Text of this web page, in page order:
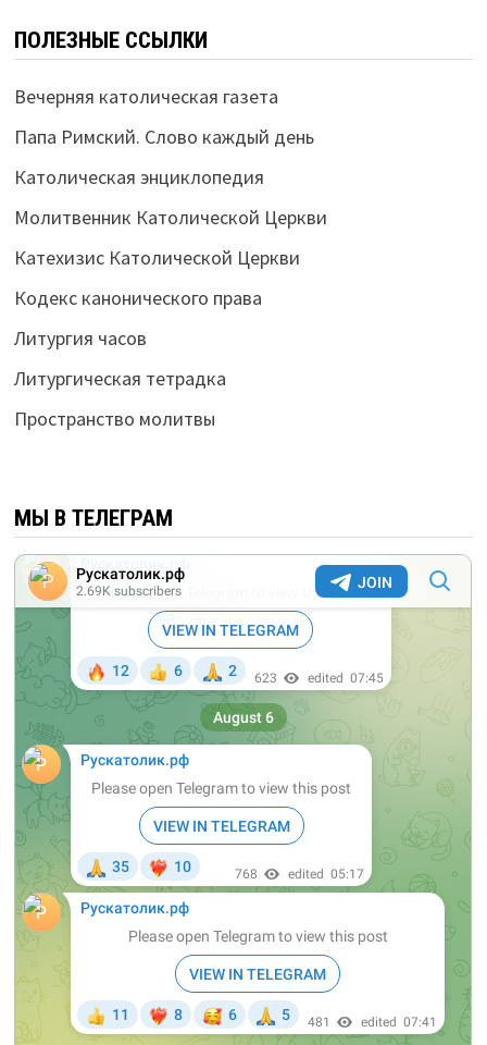
ПОЛЕЗНЫЕ ССЫЛКИ
Вечерняя католическая газета
Папа Римский. Слово каждый день
Католическая энциклопедия
Молитвенник Католической Церкви
Катехизис Католической Церкви
Кодекс канонического права
Литургия часов
Литургическая тетрадка
Пространство молитвы
МЫ В ТЕЛЕГРАМ